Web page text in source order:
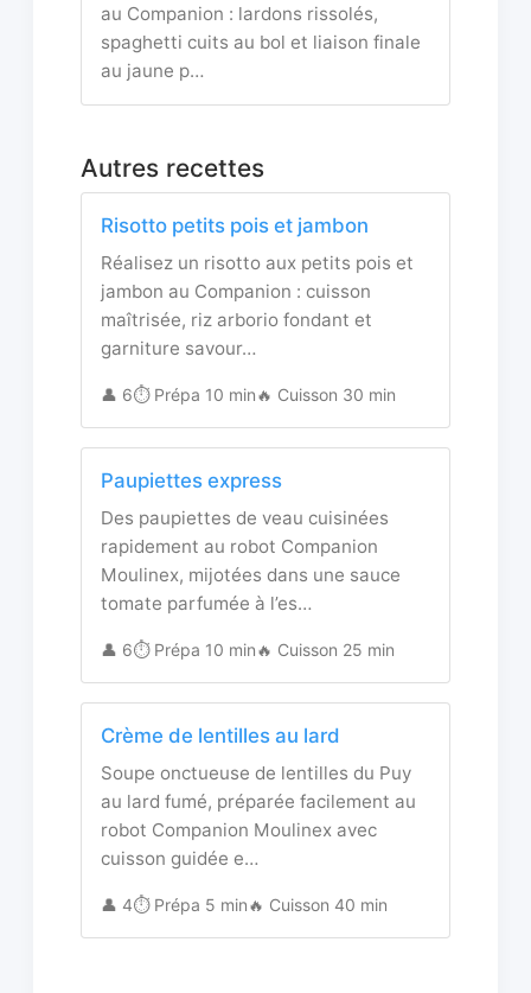
au Companion : lardons rissolés,
spaghetti cuits au bol et liaison finale
au jaune p…
Autres recettes
Risotto petits pois et jambon
Réalisez un risotto aux petits pois et
jambon au Companion : cuisson
maîtrisée, riz arborio fondant et
garniture savour…
👤 6⏱️ Prépa 10 min🔥 Cuisson 30 min
Paupiettes express
Des paupiettes de veau cuisinées
rapidement au robot Companion
Moulinex, mijotées dans une sauce
tomate parfumée à l’es…
👤 6⏱️ Prépa 10 min🔥 Cuisson 25 min
Crème de lentilles au lard
Soupe onctueuse de lentilles du Puy
au lard fumé, préparée facilement au
robot Companion Moulinex avec
cuisson guidée e…
👤 4⏱️ Prépa 5 min🔥 Cuisson 40 min